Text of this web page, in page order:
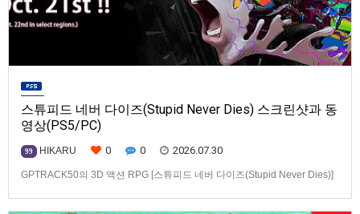
스튜피드 네버 다이즈(Stupid Never Dies) 스크린샷과 동
영상(PS5/PC)
99 HIKARU 0 0 2026.07.30
GPTRACK50의 3D 액션 RPG [스튜피드 네버 다이즈(Stupid Never Dies)]